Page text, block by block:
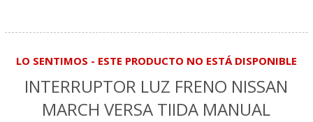
LO SENTIMOS - ESTE PRODUCTO NO ESTÁ DISPONIBLE
INTERRUPTOR LUZ FRENO NISSAN
MARCH VERSA TIIDA MANUAL